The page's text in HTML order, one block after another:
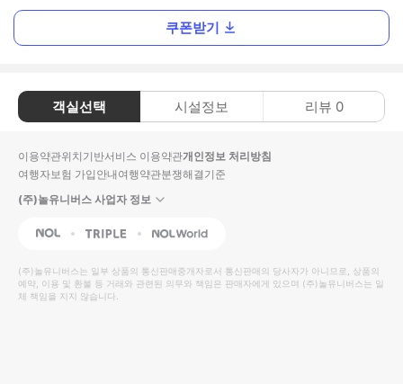
쿠폰받기
객실선택 시설정보 리뷰 0
이용약관위치기반서비스 이용약관개인정보 처리방침
여행자보험 가입안내여행약관분쟁해결기준
(주)놀유니버스 사업자 정보
NOL Triple Interpark Global
(주)놀유니버스는 일부 상품의 통신판매중개자로서 통신판매의 당사자가 아니므로, 상품의
예약, 이용 및 환불 등 거래와 관련된 의무와 책임은 판매자에게 있으며 (주)놀유니버스는 일
체 책임을 지지 않습니다.